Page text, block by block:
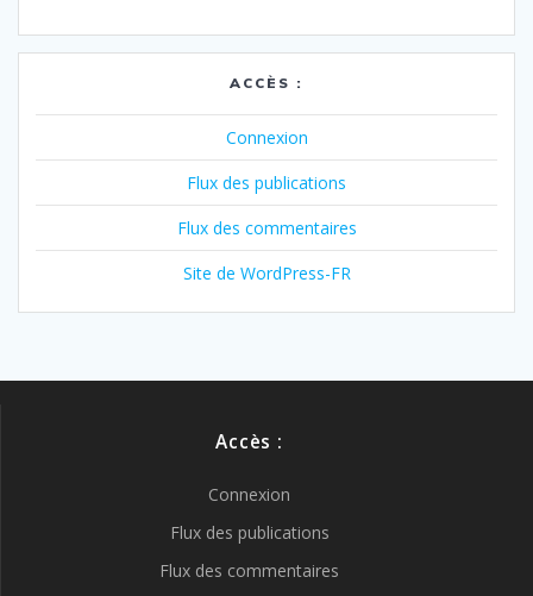
ACCÈS :
Connexion
Flux des publications
Flux des commentaires
Site de WordPress-FR
Accès :
Connexion
Flux des publications
Flux des commentaires